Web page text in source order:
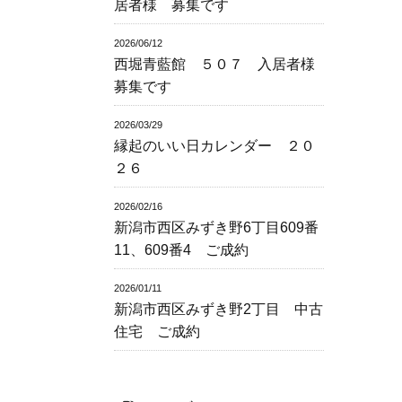
居者様 募集です
2026/06/12
西堀青藍館 ５０７ 入居者様
募集です
2026/03/29
縁起のいい日カレンダー ２０
２６
2026/02/16
新潟市西区みずき野6丁目609番
11、609番4 ご成約
2026/01/11
新潟市西区みずき野2丁目 中古
住宅 ご成約